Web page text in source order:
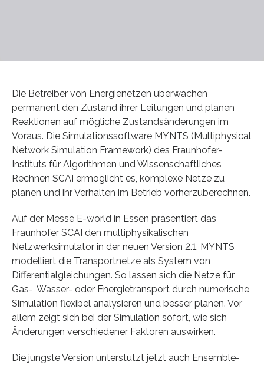
Die Betreiber von Energienetzen überwachen
permanent den Zustand ihrer Leitungen und planen
Reaktionen auf mögliche Zustandsänderungen im
Voraus. Die Simulationssoftware MYNTS (Multiphysical
Network Simulation Framework) des Fraunhofer-
Instituts für Algorithmen und Wissenschaftliches
Rechnen SCAI ermöglicht es, komplexe Netze zu
planen und ihr Verhalten im Betrieb vorherzuberechnen.
Auf der Messe E-world in Essen präsentiert das
Fraunhofer SCAI den multiphysikalischen
Netzwerksimulator in der neuen Version 2.1. MYNTS
modelliert die Transportnetze als System von
Differentialgleichungen. So lassen sich die Netze für
Gas-, Wasser- oder Energietransport durch numerische
Simulation flexibel analysieren und besser planen. Vor
allem zeigt sich bei der Simulation sofort, wie sich
Änderungen verschiedener Faktoren auswirken.
Die jüngste Version unterstützt jetzt auch Ensemble-